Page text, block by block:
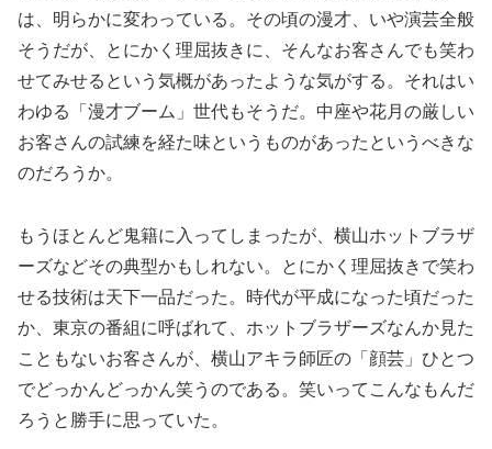
は、明らかに変わっている。その頃の漫才、いや演芸全般
そうだが、とにかく理屈抜きに、そんなお客さんでも笑わ
せてみせるという気概があったような気がする。それはい
わゆる「漫才ブーム」世代もそうだ。中座や花月の厳しい
お客さんの試練を経た味というものがあったというべきな
のだろうか。
もうほとんど鬼籍に入ってしまったが、横山ホットブラザ
ーズなどその典型かもしれない。とにかく理屈抜きで笑わ
せる技術は天下一品だった。時代が平成になった頃だった
か、東京の番組に呼ばれて、ホットブラザーズなんか見た
こともないお客さんが、横山アキラ師匠の「顔芸」ひとつ
でどっかんどっかん笑うのである。笑いってこんなもんだ
ろうと勝手に思っていた。